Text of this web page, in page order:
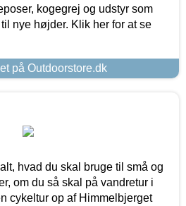
kogegrej og udstyr som
nye højder. Klik her for at se
på Outdoorstore.dk
hvad du skal bruge til små og
om du så skal på vandretur i
cykeltur op af Himmelbjerget